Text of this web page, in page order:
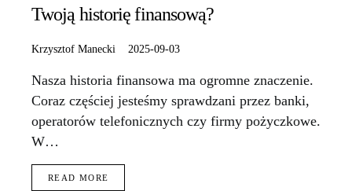
Twoją historię finansową?
Krzysztof Manecki 2025-09-03
Nasza historia finansowa ma ogromne znaczenie.
Coraz częściej jesteśmy sprawdzani przez banki,
operatorów telefonicznych czy firmy pożyczkowe.
W…
READ MORE